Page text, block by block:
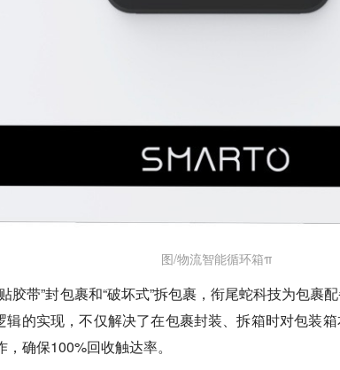
图/物流智能循环箱π
胶带”封包裹和“破坏式”拆包裹，衔尾蛇科技为包裹
辑的实现，不仅解决了在包裹封装、拆箱时对包装
确保100%回收触达率。